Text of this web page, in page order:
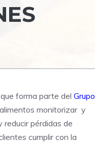
forma parte del Grupo
monitorizar y
pérdidas de
cumplir con la